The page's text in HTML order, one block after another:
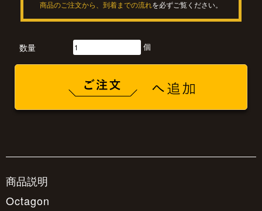
商品のご注文から、到着までの流れを必ずご覧ください。
数量 個
商品説明
Octagon